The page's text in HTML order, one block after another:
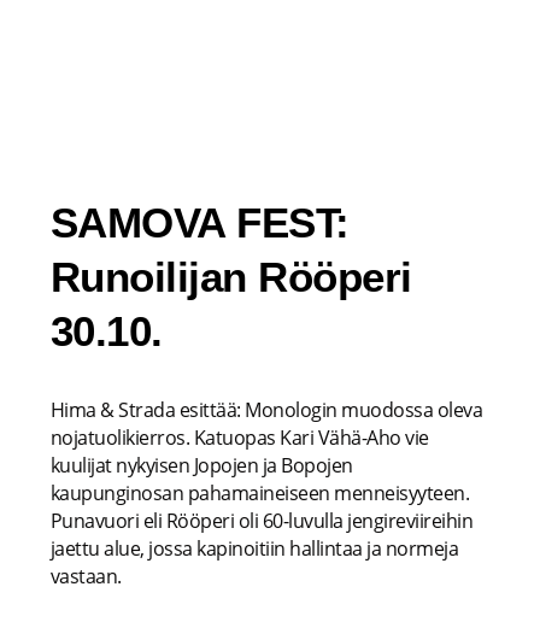
SAMOVA FEST:
Runoilijan Rööperi
30.10.
Hima & Strada esittää: Monologin muodossa oleva
nojatuolikierros. Katuopas Kari Vähä-Aho vie
kuulijat nykyisen Jopojen ja Bopojen
kaupunginosan pahamaineiseen menneisyyteen.
Punavuori eli Rööperi oli 60-luvulla jengireviireihin
jaettu alue, jossa kapinoitiin hallintaa ja normeja
vastaan.